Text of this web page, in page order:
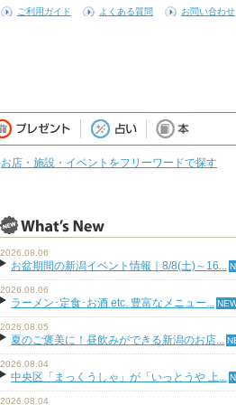
ご利用ガイド よくある質問 お問い合わせ
お店・施設・イベントをフリーワードで探す
2026.08.06
お盆期間の新潟イベント情報｜8/8(土)～16...
2026.08.06
ラーメン･定食･お酒 etc. 豊富なメニュー...
2026.08.05
夏のご褒美に！昼飲みができる新潟のお店...
2026.08.04
中央区「まっくうしゃ」が「いっとうや 上...
2026.08.04